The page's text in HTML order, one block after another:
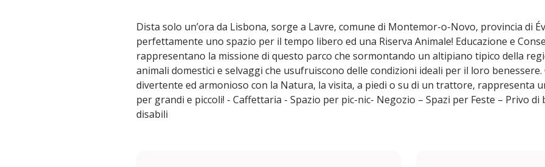
Dista solo un’ora da Lisbona, sorge a Lavre, comune di Montemor-o-Novo, provincia di
perfettamente uno spazio per il tempo libero ed una Riserva Animale! Educazione e
rappresentano la missione di questo parco che sormontando un altipiano tipico della
animali domestici e selvaggi che usufruiscono delle condizioni ideali per il loro
divertente ed armonioso con la Natura, la visita, a piedi o su di un trattore, rappresenta
per grandi e piccoli! - Caffettaria - Spazio per pic-nic- Negozio – Spazi per Feste – Privo
disabili